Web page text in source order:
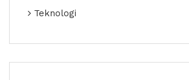
Teknologi